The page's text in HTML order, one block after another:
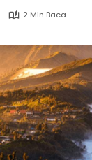
2 Min Baca